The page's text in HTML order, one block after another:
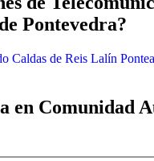
Pontevedra?
Caldas de Reis Lalín
en Comunidad